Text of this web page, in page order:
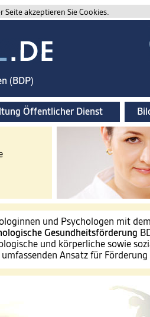
akzeptieren Sie Cookies.
(BDP)
Öffentlicher Dienst
und Psychologen mit
Gesundheitsförderung
und körperliche sowie
Ansatz für